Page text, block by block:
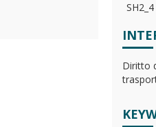
SH2_4
Diritto